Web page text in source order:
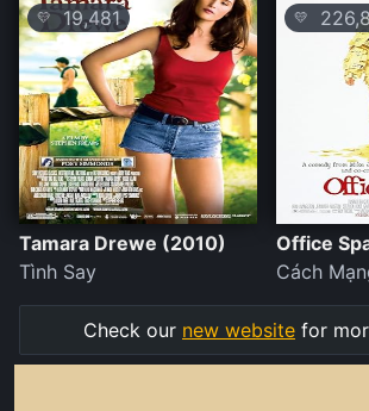
💛 19,481
Tamara Drewe (2010)
Tình Say
💛
Office
Cách
Check our new website for